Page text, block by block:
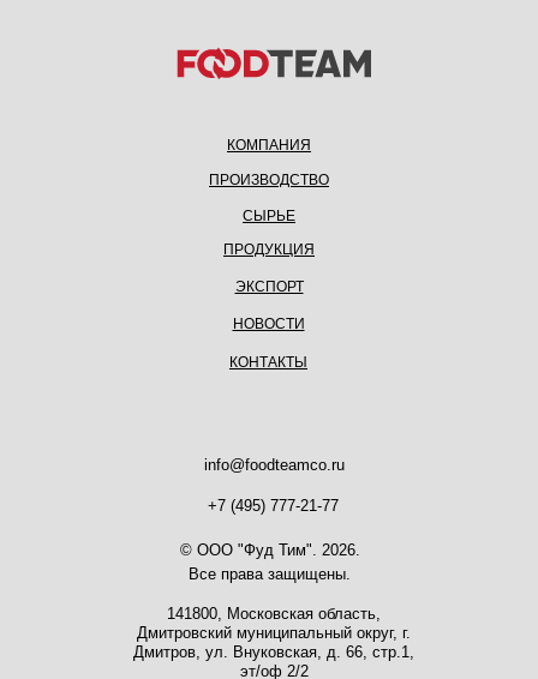
© ООО "Фуд Тим". 2026.
Все права защищены.
141800, Московская область,
Дмитровский муниципальный округ, г.
Дмитров, ул. Внуковская, д. 66, стр.1,
эт/оф 2/2
КОМПАНИЯ
ПРОИЗВОДСТВО
СЫРЬЕ
ПРОДУКЦИЯ
КОНТАКТЫ
info@foodteamco.ru
+7 (495) 777-21-77
НОВОСТИ
ЭКСПОРТ